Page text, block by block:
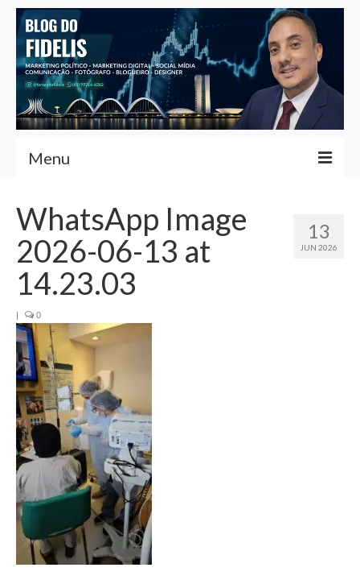
Menu
Fernando Fidelis
Café com Fidelis
Contato
Currículo
13
JUN 2026
WhatsApp Image
2026-06-13 at
14.23.03
| 0